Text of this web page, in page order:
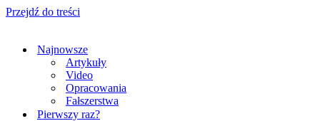
Przejdź do treści
Najnowsze
Artykuły
Video
Opracowania
Fałszerstwa
Pierwszy raz?